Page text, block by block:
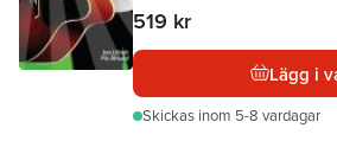
519 kr
Lägg i
Skickas inom 5-8 vardagar